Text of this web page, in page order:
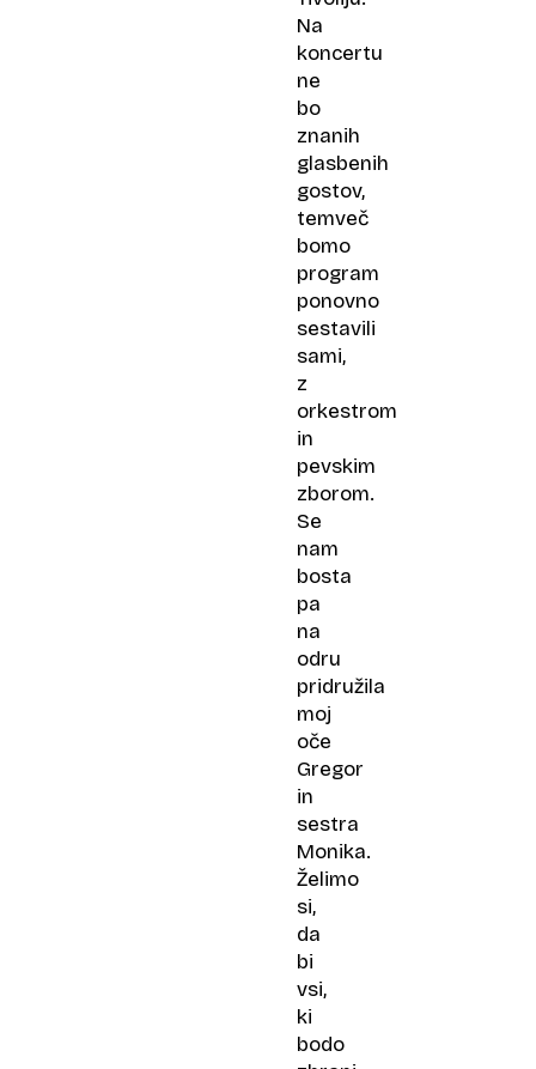
Na
koncertu
ne
bo
znanih
glasbenih
gostov,
temveč
bomo
program
ponovno
sestavili
sami,
z
orkestrom
in
pevskim
zborom.
Se
nam
bosta
pa
na
odru
pridružila
moj
oče
Gregor
in
sestra
Monika.
Želimo
si,
da
bi
vsi,
ki
bodo